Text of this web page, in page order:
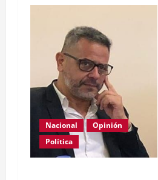
Nacional
Opinión
Política